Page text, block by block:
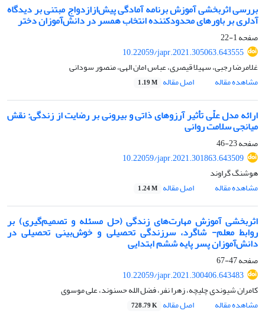
بررسی اثربخشی آموزش برنامه آمادگی پیش‌ازازدواج مبتنی بر دیدگاه
آدلری بر باورهای محدودکننده انتخاب همسر در دانش‌آموزان دختر
صفحه1-22
10.22059/japr.2021.305063.643555
غلامرضا رجبی، سهیلا قیصری، عباس امان الهی، منصور سودانی
مشاهده مقاله
اصل مقاله 1.19 M
ارائه مدل علّی تأثیر آرزوهای ذاتی و بیرونی بر رضایت از زندگی: نقش
میانجی سلامت روانی
صفحه23-46
10.22059/japr.2021.301863.643509
هوشنگ گراوند
مشاهده مقاله
اصل مقاله 1.24 M
اثربخشی آموزش مهارت‌های زندگی (حل‎ مسئله و تصمیم‌گیری) بر
روابط معلم- شاگرد، سرزندگی تحصیلی و خوش‌بینی تحصیلی در
دانش‌آموزان پسر پایه ششم ابتدایی
صفحه47-67
10.22059/japr.2021.300406.643483
کامران شیوندی چلیچه، زهرا نفر، فضل الله حسنوند، علی موسوی
مشاهده مقاله
اصل مقاله 728.79 K